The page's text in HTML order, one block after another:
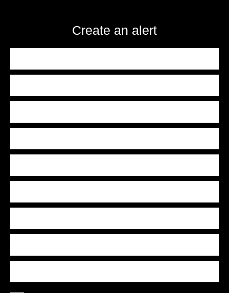
Create an alert